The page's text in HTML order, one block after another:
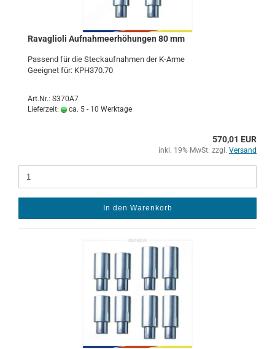
Ra­vaglio­li Auf­nah­me­er­hö­hun­gen 80 mm
Pas­send für die Steck­auf­nah­men der K-​Arme
Ge­eig­net für: KPH370.70
Art.Nr.: S370A7
Lieferzeit:
ca. 5 - 10 Werktage
570,01 EUR
inkl. 19% MwSt. zzgl. Versand
In den Warenkorb